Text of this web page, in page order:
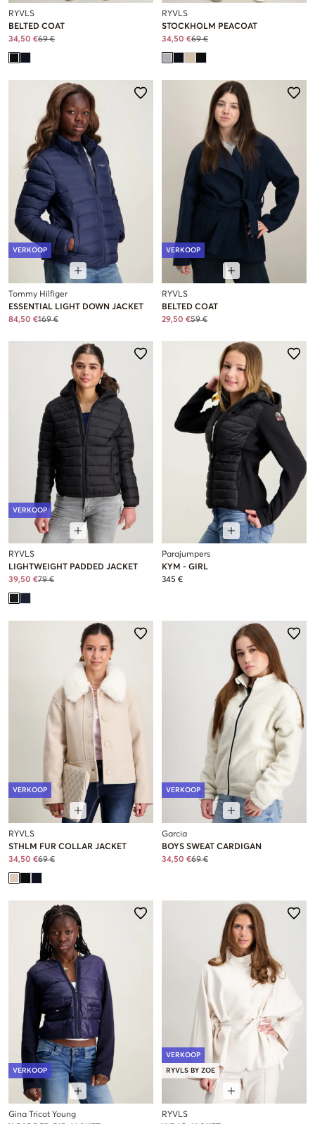
RYVLS
BELTED COAT
34,50 €69 €
RYVLS
STOCKHOLM PEACOAT
34,50 €69 €
VERKOOP
Tommy Hilfiger
ESSENTIAL LIGHT DOWN JACKET
84,50 €169 €
VERKOOP
RYVLS
BELTED COAT
29,50 €59 €
VERKOOP
RYVLS
LIGHTWEIGHT PADDED JACKET
39,50 €79 €
Parajumpers
KYM - GIRL
345 €
VERKOOP
RYVLS
STHLM FUR COLLAR JACKET
34,50 €69 €
VERKOOP
Garcia
BOYS SWEAT CARDIGAN
34,50 €69 €
VERKOOP
Gina Tricot Young
VERKOOP
RYVLS BY ZOE
RYVLS